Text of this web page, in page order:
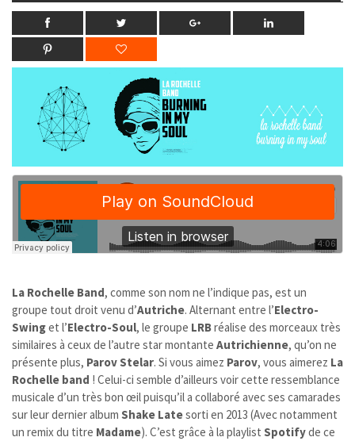
La Rochelle Band, comme son nom ne l’indique pas, est un
groupe tout droit venu d’Autriche. Alternant entre l’Electro-
Swinget l’Electro-Soul, le groupe LRBréalise des morceaux très
similaires à ceux de l’autre star montante Autrichienne, qu’on ne
présente plus, Parov Stelar. Si vous aimez Parov, vous aimerez La
Rochelle band ! Celui-ci semble d’ailleurs voir cette ressemblance
musicale d’un très bon œil puisqu’il a collaboré avec ses camarades
sur leur dernier album Shake Latesorti en 2013 (Avec notamment
un remix du titre Madame). C’est grâce à la playlist Spotifyde ce